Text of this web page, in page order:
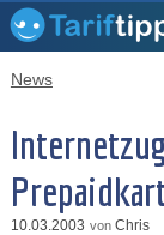
News
10.03.2003 von Chris